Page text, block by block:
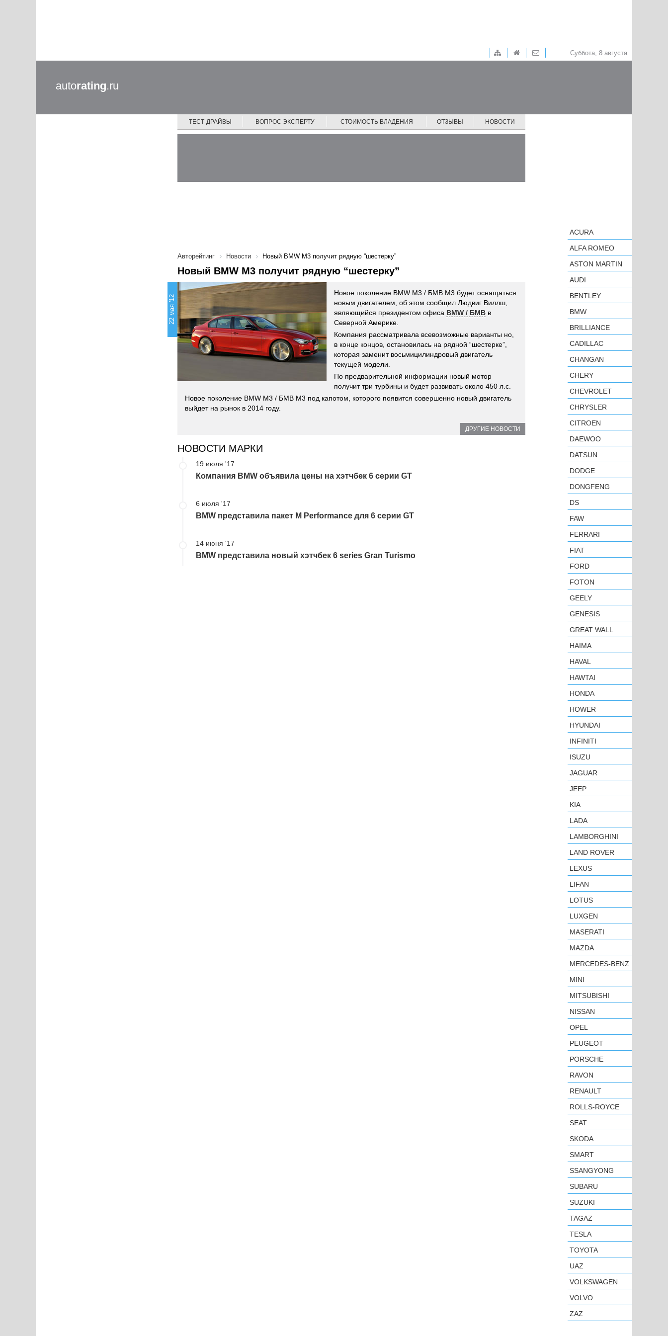
Суббота, 8 августа
autorating.ru
ТЕСТ-ДРАЙВЫ ВОПРОС ЭКСПЕРТУ СТОИМОСТЬ ВЛАДЕНИЯ ОТЗЫВЫ НОВОСТИ
Авторейтинг Новости Новый BMW M3 получит рядную “шестерку”
Новый BMW M3 получит рядную “шестерку”
22 мая '12
Новое поколение BMW M3 / БМВ М3 будет оснащаться
новым двигателем, об этом сообщил Людвиг Виллш,
являющийся президентом офиса BMW / БМВ в
Северной Америке.
Компания рассматривала всевозможные варианты но,
в конце концов, остановилась на рядной “шестерке”,
которая заменит восьмицилиндровый двигатель
текущей модели.
По предварительной информации новый мотор
получит три турбины и будет развивать около 450 л.с.
Новое поколение BMW M3 / БМВ М3 под капотом, которого появится совершенно новый двигатель
выйдет на рынок в 2014 году.
ДРУГИЕ НОВОСТИ
НОВОСТИ МАРКИ
19 июля '17
Компания BMW объявила цены на хэтчбек 6 серии GT
6 июля '17
BMW представила пакет M Performance для 6 серии GT
14 июня '17
BMW представила новый хэтчбек 6 series Gran Turismo
ACURA
ALFA ROMEO
ASTON MARTIN
AUDI
BENTLEY
BMW
BRILLIANCE
CADILLAC
CHANGAN
CHERY
CHEVROLET
CHRYSLER
CITROEN
DAEWOO
DATSUN
DODGE
DONGFENG
DS
FAW
FERRARI
FIAT
FORD
FOTON
GEELY
GENESIS
GREAT WALL
HAIMA
HAVAL
HAWTAI
HONDA
HOWER
HYUNDAI
INFINITI
ISUZU
JAGUAR
JEEP
KIA
LADA
LAMBORGHINI
LAND ROVER
LEXUS
LIFAN
LOTUS
LUXGEN
MASERATI
MAZDA
MERCEDES-BENZ
MINI
MITSUBISHI
NISSAN
OPEL
PEUGEOT
PORSCHE
RAVON
RENAULT
ROLLS-ROYCE
SEAT
SKODA
SMART
SSANGYONG
SUBARU
SUZUKI
TAGAZ
TESLA
TOYOTA
UAZ
VOLKSWAGEN
VOLVO
ZAZ